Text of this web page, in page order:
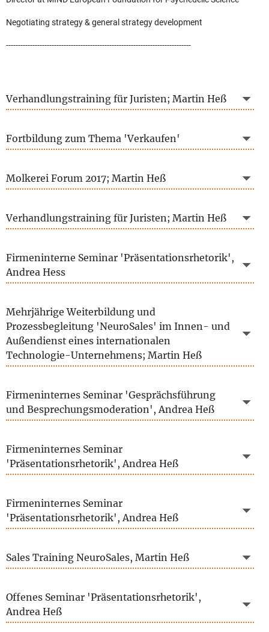
Negotiating strategy & general strategy development
-----------------------------------------------------------------------------
Verhandlungstraining für Juristen; Martin Heß
Fortbildung zum Thema 'Verkaufen'
Molkerei Forum 2017; Martin Heß
Verhandlungstraining für Juristen; Martin Heß
Firmeninterne Seminar 'Präsentationsrhetorik',
Andrea Hess
Mehrjährige Weiterbildung und
Prozessbegleitung 'NeuroSales' im Innen- und
Außendienst eines internationalen
Technologie-Unternehmens; Martin Heß
Firmeninternes Seminar 'Gesprächsführung
und Besprechungsmoderation', Andrea Heß
Firmeninternes Seminar
'Präsentationsrhetorik', Andrea Heß
Firmeninternes Seminar
'Präsentationsrhetorik', Andrea Heß
Sales Training NeuroSales, Martin Heß
Offenes Seminar 'Präsentationsrhetorik',
Andrea Heß